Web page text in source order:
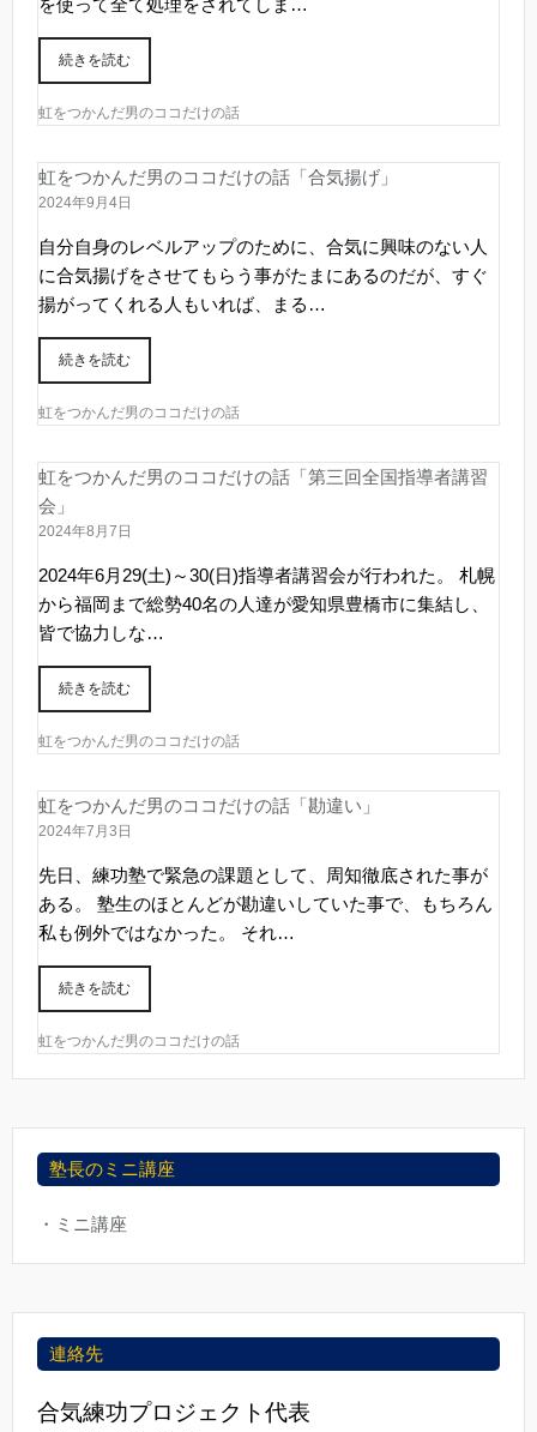
続きを読む
虹をつかんだ男のココだけの話
虹をつかんだ男のココだけの話「合気揚げ」
2024年9月4日
自分自身のレベルアップのために、合気に興味のない人
に合気揚げをさせてもらう事がたまにあるのだが、すぐ
揚がってくれる人もいれば、まる…
続きを読む
虹をつかんだ男のココだけの話
虹をつかんだ男のココだけの話「第三回全国指導者講習
会」
2024年8月7日
2024年6月29(土)～30(日)指導者講習会が行われた。 札幌
から福岡まで総勢40名の人達が愛知県豊橋市に集結し、
皆で協力しな…
続きを読む
虹をつかんだ男のココだけの話
虹をつかんだ男のココだけの話「勘違い」
2024年7月3日
先日、練功塾で緊急の課題として、周知徹底された事が
ある。 塾生のほとんどが勘違いしていた事で、もちろん
私も例外ではなかった。 それ…
続きを読む
虹をつかんだ男のココだけの話
塾長のミニ講座
・ミニ講座
連絡先
合気練功プロジェクト代表